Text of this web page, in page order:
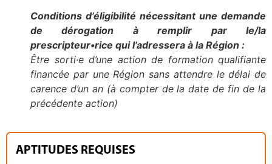
Conditions d’éligibilité nécessitant une demande
de dérogation à remplir par le/la
prescripteur•rice qui l’adressera à la Région :
Être sorti·e d’une action de formation qualifiante
financée par une Région sans attendre le délai de
carence d’un an (à compter de la date de fin de la
précédente action)
APTITUDES REQUISES